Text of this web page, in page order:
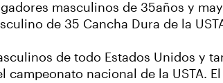
masculinos de 35años y
de 35 Cancha Dura de la
de todo Estados Unidos y
campeonato nacional de la USTA.